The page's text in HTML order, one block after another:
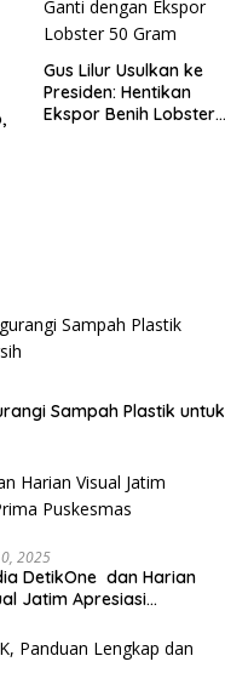
Gus Lilur Usulkan ke
Presiden: Hentikan
Ekspor Benih Lobster,
Sampah Plastik untuk
2025
DetikOne dan Harian
Jatim Apresiasi